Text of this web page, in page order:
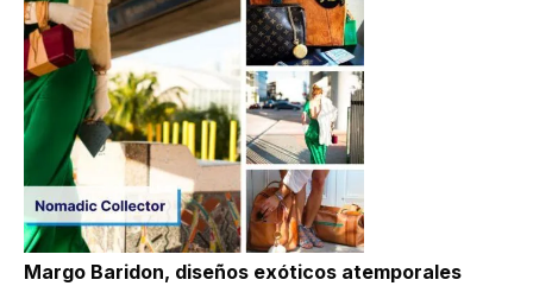
Margo Baridon, diseños exóticos atemporales